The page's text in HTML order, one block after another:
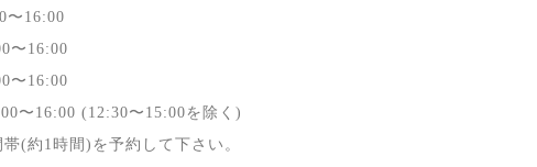
〜16:00
16:00
16:00
〜15:00を除く)
(約1時間)を予約して下さい。